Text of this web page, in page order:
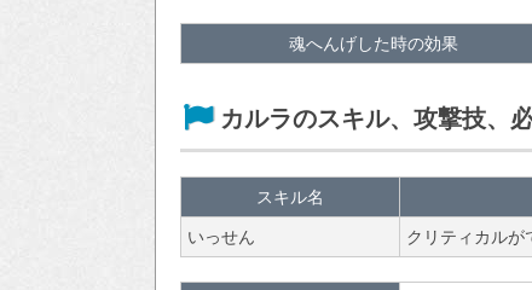
魂へんげした時の効果
カルラのスキル、攻撃技、
スキル名
いっせん クリティカルが